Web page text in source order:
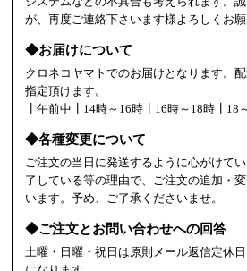
が、再度ご連絡下さいます様よろしくお願
◆お届けについて
クロネコヤマトでのお届けとなります。
指定頂けます。
┃午前中┃14時～16時┃16時～18時┃18
◆各種変更について
ご注文の当日に発送するように心がけて
了している等の理由で、ご注文の追加・
います。予め、ご了承くださいませ。
◆ご注文とお問い合わせへの回答
土曜・日曜・祝日は原則メール返信定休